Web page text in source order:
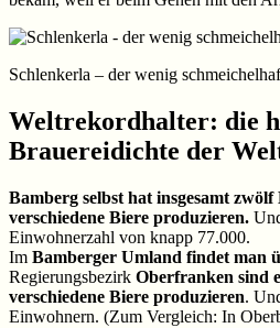
Schlenkerla – der wenig
Weltrekordhalter: die
Brauereidichte der
Bamberg selbst hat insgesamt
verschiedene Biere produzieren.
Einwohnerzahl von knapp 77.000.
Im Bamberger Umland findet man
Regierungsbezirk Oberfranken sind
verschiedene Biere produzieren.
Einwohnern. (Zum Vergleich: In